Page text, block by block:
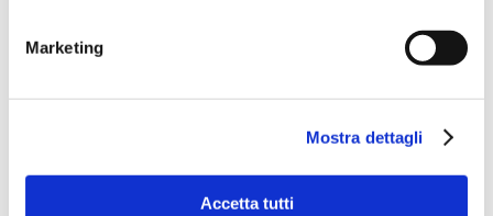
Marketing
Mostra dettagli
Accetta tutti
Art. 15 – Diritto di accesso
Art. 17 – Diritto alla cancellazione
Art. 20 – Diritto alla portabilità dei dati
Art. 21 – Diritto di opposizione
Art. 22 – Diritto di non essere sottoposto a processo